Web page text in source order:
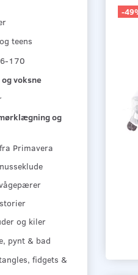
teens
170
voksne
og
Primavera
og kiler
pynt & bad
fidgets &
-